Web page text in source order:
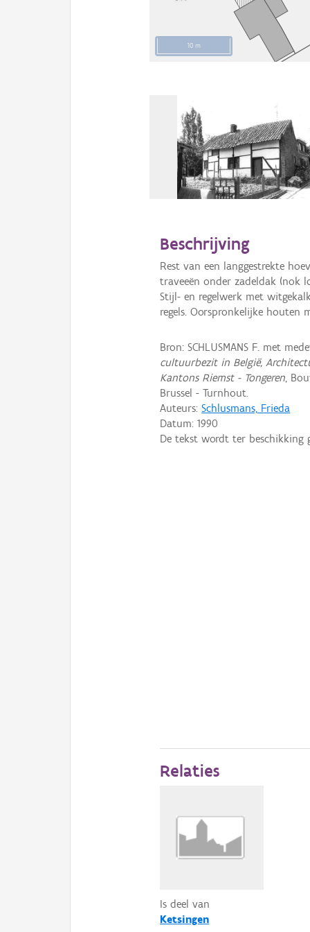
10 m
Beschrijving
Rest van een langgestrekte
traveeën onder zadeldak (nok
Stijl- en regelwerk met
regels. Oorspronkelijke houten
Bron: SCHLUSMANS F. met
cultuurbezit in België,
Kantons Riemst - Tongeren,
Brussel - Turnhout.
Auteurs:Schlusmans, Frieda
Datum:1990
De tekst wordt ter beschikking
Relaties
Is deel van
Ketsingen